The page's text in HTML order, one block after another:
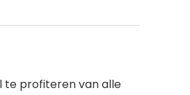
te profiteren van alle